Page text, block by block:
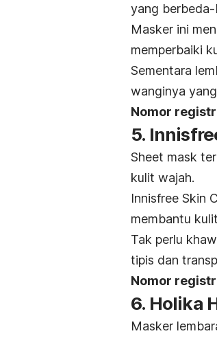
yang berbeda-
Masker ini
memperbaiki
Sementara
wanginya
Nomor
5.
Sheet mask
kulit wajah.
Innisfree Skin
membantu
Tak perlu
tipis dan
Nomor
6. Holika
Masker